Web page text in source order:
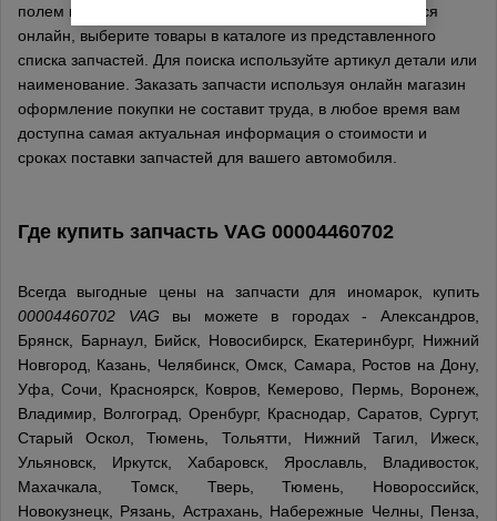
полем на сайте, поиск и заказ запчастей осуществляется
онлайн, выберите товары в каталоге из представленного
списка запчастей. Для поиска используйте артикул детали или
наименование. Заказать запчасти используя онлайн магазин
оформление покупки не составит труда, в любое время вам
доступна самая актуальная информация о стоимости и
сроках поставки запчастей для вашего автомобиля.
Где купить запчасть VAG 00004460702
Всегда выгодные цены на запчасти для иномарок, купить
00004460702 VAG вы можете в городах - Александров,
Брянск, Барнаул, Бийск, Новосибирск, Екатеринбург, Нижний
Новгород, Казань, Челябинск, Омск, Самара, Ростов на Дону,
Уфа, Сочи, Красноярск, Ковров, Кемерово, Пермь, Воронеж,
Владимир, Волгоград, Оренбург, Краснодар, Саратов, Сургут,
Старый Оскол, Тюмень, Тольятти, Нижний Тагил, Ижеск,
Ульяновск, Иркутск, Хабаровск, Ярославль, Владивосток,
Махачкала, Томск, Тверь, Тюмень, Новороссийск,
Новокузнецк, Рязань, Астрахань, Набережные Челны, Пенза,